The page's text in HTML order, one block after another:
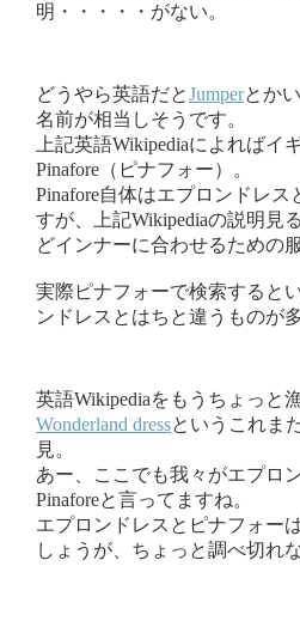
明・・・・・がない。
どうやら英語だとJumperとか
名前が相当しそうです。
上記英語Wikipediaによればイ
Pinafore（ピナフォー）。
Pinafore自体はエプロンドレ
すが、上記Wikipediaの説明見
どインナーに合わせるための
実際ピナフォーで検索すると
ンドレスとはちと違うものが多
英語Wikipediaをもうちょっと
Wonderland dressというこれま
見。
あー、ここでも我々がエプロ
Pinaforeと言ってますね。
エプロンドレスとピナフォー
しょうが、ちょっと調べ切れ